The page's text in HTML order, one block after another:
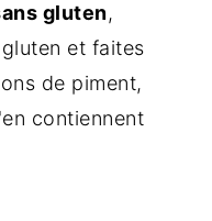
gluten,
et faites
de piment,
contiennent